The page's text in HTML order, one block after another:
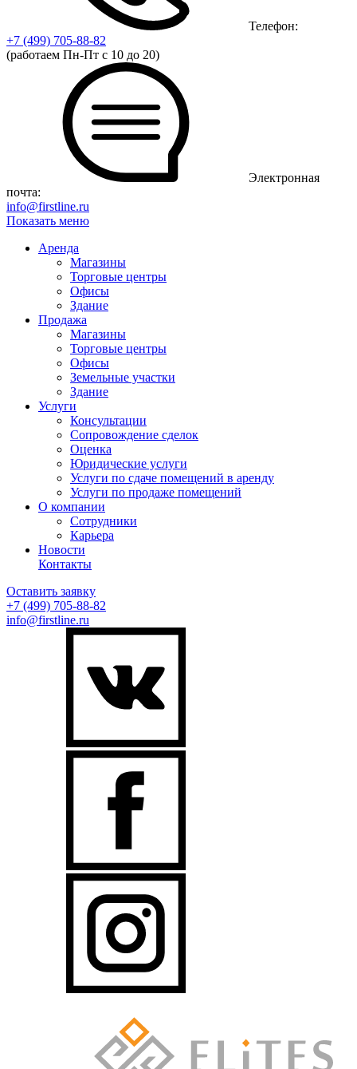
Телефон:
+7 (499) 705-88-82
(работаем Пн-Пт с 10 до 20)
Электронная
почта:
info@firstline.ru
Показать меню
Аренда
Магазины
Торговые центры
Офисы
Здание
Продажа
Магазины
Торговые центры
Офисы
Земельные участки
Здание
Услуги
Консультации
Сопровождение сделок
Оценка
Юридические услуги
Услуги по сдаче помещений в аренду
Услуги по продаже помещений
О компании
Сотрудники
Карьера
Новости
Контакты
Оставить заявку
+7 (499) 705-88-82
info@firstline.ru